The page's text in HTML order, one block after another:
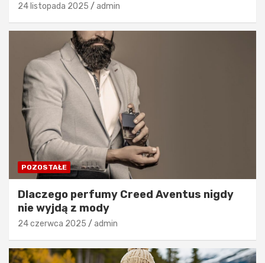
24 listopada 2025 admin
POZOSTAŁE
Dlaczego perfumy Creed Aventus nigdy
nie wyjdą z mody
24 czerwca 2025 admin